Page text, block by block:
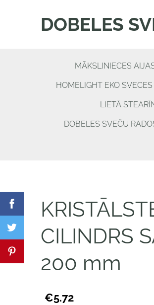
DOBELES
MĀKSLINIECES
HOMELIGHT EKO SVECES
LIETĀ
DOBELES SVEČU
CILINDRS
200 mm
€5.72